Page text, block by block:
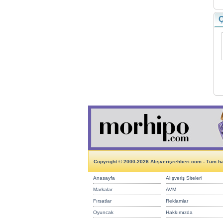
Copyright © 2000-2026 Alışverişrehberi.com - Tüm
Anasayfa Alışveriş Siteleri
Markalar AVM
Fırsatlar Reklamlar
Oyuncak Hakkımızda